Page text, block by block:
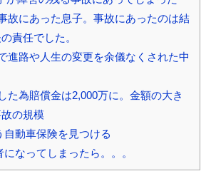
故にあった息子。事故にあったのは結
責任でした。
進路や人生の変更を余儀なくされた中
た為賠償金は2,000万に。金額の大き
の規模
動車保険を見つける
なってしまったら。。。